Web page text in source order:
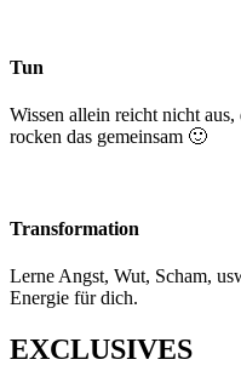
Tun
Wissen allein reicht nicht
rocken das gemeinsam 🙂
Transformation
Lerne Angst, Wut, Scham,
Energie für dich.
EXCLUSIVES